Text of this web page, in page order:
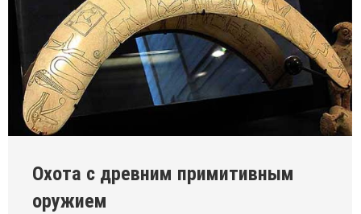
Охота с древним примитивным
оружием